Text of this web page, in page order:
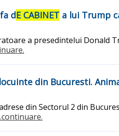
dE CABINET a lui Trump
a presedintelui Donald
din Bucuresti.
din Sectorul 2 din